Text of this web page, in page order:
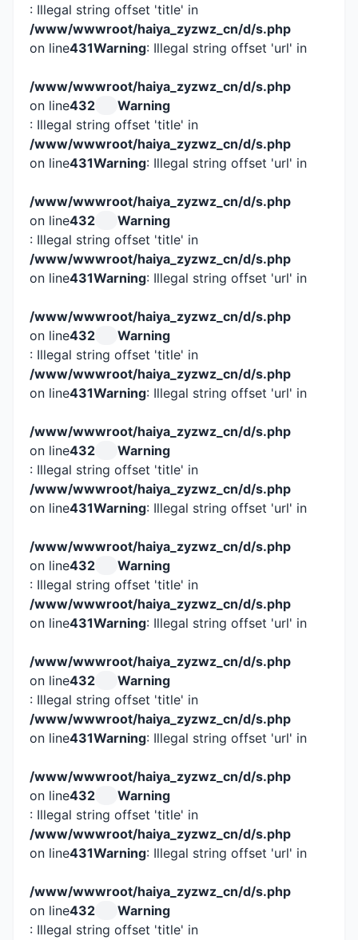
: Illegal string offset 'title' in
/www/wwwroot/haiya_zyzwz_cn/d/s.php
on line431Warning: Illegal string offset 'url' in
/www/wwwroot/haiya_zyzwz_cn/d/s.php
on line432
Warning
: Illegal string offset 'title' in
/www/wwwroot/haiya_zyzwz_cn/d/s.php
on line431Warning: Illegal string offset 'url' in
/www/wwwroot/haiya_zyzwz_cn/d/s.php
on line432
Warning
: Illegal string offset 'title' in
/www/wwwroot/haiya_zyzwz_cn/d/s.php
on line431Warning: Illegal string offset 'url' in
/www/wwwroot/haiya_zyzwz_cn/d/s.php
on line432
Warning
: Illegal string offset 'title' in
/www/wwwroot/haiya_zyzwz_cn/d/s.php
on line431Warning: Illegal string offset 'url' in
/www/wwwroot/haiya_zyzwz_cn/d/s.php
on line432
Warning
: Illegal string offset 'title' in
/www/wwwroot/haiya_zyzwz_cn/d/s.php
on line431Warning: Illegal string offset 'url' in
/www/wwwroot/haiya_zyzwz_cn/d/s.php
on line432
Warning
: Illegal string offset 'title' in
/www/wwwroot/haiya_zyzwz_cn/d/s.php
on line431Warning: Illegal string offset 'url' in
/www/wwwroot/haiya_zyzwz_cn/d/s.php
on line432
Warning
: Illegal string offset 'title' in
/www/wwwroot/haiya_zyzwz_cn/d/s.php
on line431Warning: Illegal string offset 'url' in
/www/wwwroot/haiya_zyzwz_cn/d/s.php
on line432
Warning
: Illegal string offset 'title' in
/www/wwwroot/haiya_zyzwz_cn/d/s.php
on line431Warning: Illegal string offset 'url' in
/www/wwwroot/haiya_zyzwz_cn/d/s.php
on line432
Warning
: Illegal string offset 'title' in